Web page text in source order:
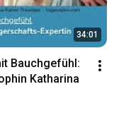
34:01
Bauchgefühl:
Katharina